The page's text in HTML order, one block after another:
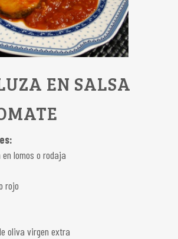
EN SALSA
lomos o rodaja
rojo
oliva virgen extra